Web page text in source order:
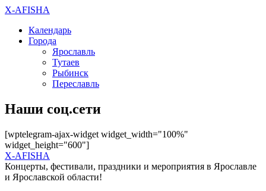
X-AFISHA
Календарь
Города
Ярославль
Тутаев
Рыбинск
Переславль
Наши соц.сети
[wptelegram-ajax-widget widget_width="100%"
widget_height="600"]
X-AFISHA
Концерты, фестивали, праздники и мероприятия в Ярославле
и Ярославской области!